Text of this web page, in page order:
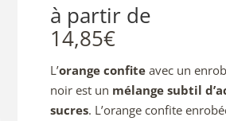
à partir de
14,85€
L’orange confiteavec un
noir est un mélange subtil
sucres. L’orange confite